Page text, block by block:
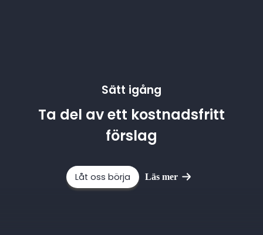
Sätt igång
Ta del av ett kostnadsfritt
förslag
Låt oss börja Läs mer